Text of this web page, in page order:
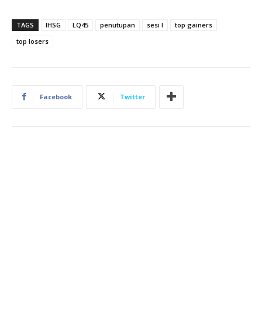
TAGS IHSG LQ45 penutupan sesi I
top gainers
top losers
Facebook Twitter